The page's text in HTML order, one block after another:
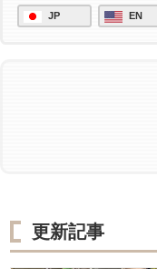
JP EN
更新記事